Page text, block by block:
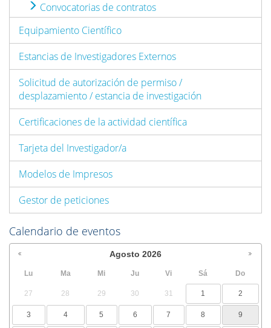
Convocatorias de contratos
Equipamiento Científico
Estancias de Investigadores Externos
Solicitud de autorización de permiso /
desplazamiento / estancia de investigación
Certificaciones de la actividad científica
Tarjeta del Investigador/a
Modelos de Impresos
Gestor de peticiones
Calendario de eventos
Agosto 2026
Lu Ma Mi Ju Vi Sá Do
27 28 29 30 31 1 2
3 4 5 6 7 8 9